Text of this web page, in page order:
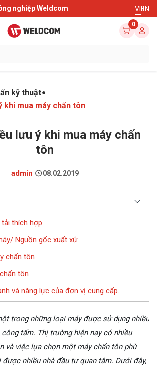
nghiệp Weldcom VIEN
0
kỹ thuật
khi mua máy chấn tôn
lưu ý khi mua máy chấn
tôn
admin 08.02.2019
tải thích hợp
Nguồn gốc xuất xứ
chấn tôn
tôn
và năng lực của đơn vị cung cấp.
trong những loại máy được sử dụng nhiều
công tấm. Thị trường hiện nay có nhiều
và việc lựa chọn một máy chấn tôn phù
được nhiều nhà đầu tư quan tâm. Dưới đây,